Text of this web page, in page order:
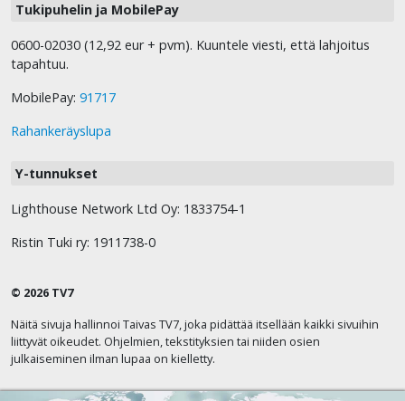
Tukipuhelin ja MobilePay
0600-02030 (12,92 eur + pvm). Kuuntele viesti, että lahjoitus
tapahtuu.
MobilePay: 91717
Rahankeräyslupa
Y-tunnukset
Lighthouse Network Ltd Oy: 1833754-1
Ristin Tuki ry: 1911738-0
© 2026 TV7
Näitä sivuja hallinnoi Taivas TV7, joka pidättää itsellään kaikki sivuihin
liittyvät oikeudet. Ohjelmien, tekstityksien tai niiden osien
julkaiseminen ilman lupaa on kielletty.